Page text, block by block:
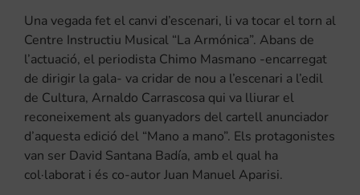
Una vegada fet el canvi d’escenari, li va tocar el torn al
Centre Instructiu Musical “La Armónica”. Abans de
l’actuació, el periodista Chimo Masmano -encarregat
de dirigir la gala- va cridar de nou a l’escenari a l’edil
de Cultura, Arnaldo Carrascosa qui va lliurar el
reconeixement als guanyadors del cartell anunciador
d’aquesta edició del “Mano a mano”. Els protagonistes
van ser David Santana Badía, amb el qual ha
col·laborat i és co-autor Juan Manuel Aparisi.